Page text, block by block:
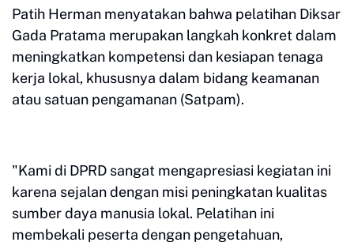
Patih Herman menyatakan bahwa pelatihan Diksar
Gada Pratama merupakan langkah konkret dalam
meningkatkan kompetensi dan kesiapan tenaga
kerja lokal, khususnya dalam bidang keamanan
atau satuan pengamanan (Satpam).
"Kami di DPRD sangat mengapresiasi kegiatan ini
karena sejalan dengan misi peningkatan kualitas
sumber daya manusia lokal. Pelatihan ini
membekali peserta dengan pengetahuan,